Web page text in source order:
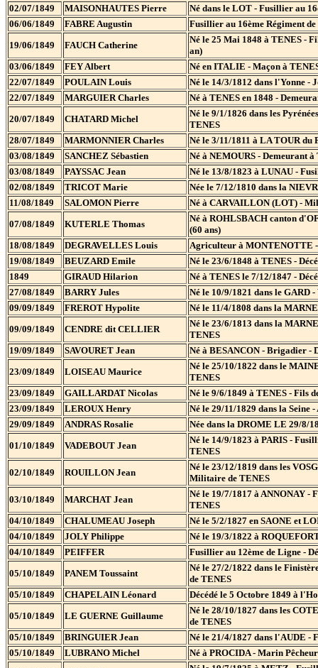
02/07/1849
MAISONHAUTES Pierre
Né dans le LOT - Fusillier au
06/06/1849
FABRE Augustin
Fusillier au 16ème Régiment
19/06/1849
FAUCH Catherine
Né le 25 Mai 1848 à TENES -
an)
03/06/1849
FEY Albert
Né en ITALIE - Maçon à
22/07/1849
POULAIN Louis
Né le 14/3/1812 dans l'Yonne -
22/07/1849
MARGUIER Charles
Né à TENES en 1848 -
20/07/1849
CHATARD Michel
Né le 9/1/1826 dans les
TENES
28/07/1849
MARMONNIER Charles
Né le 3/11/1811 à LA TOUR
03/08/1849
SANCHEZ Sébastien
Né à NEMOURS - Demeurant
03/08/1849
PAYSSAC Jean
Né le 13/8/1823 à LUNAU -
02/08/1849
TRICOT Marie
Née le 7/12/1810 dans la
11/08/1849
SALOMON Pierre
Né à CARVAILLON (LOT) -
07/08/1849
KUTERLE Thomas
Né à ROHLSBACH canton
(60 ans)
18/08/1849
DEGRAVELLES Louis
Agriculteur à MONTENOTTE
19/08/1849
BEUZARD Emile
Né le 23/6/1848 à TENES -
1849
GIRAUD Hilarion
Né à TENES le 7/12/1847 -
27/08/1849
BARRY Jules
Né le 10/9/1821 dans le GARD
09/09/1849
FREROT Hypolite
Né le 11/4/1808 dans la
09/09/1849
CENDRE dit CELLIER
Né le 23/6/1813 dans la
TENES
19/09/1849
SAVOURET Jean
Né à BESANCON - Brigadier -
23/09/1849
LOISEAU Maurice
Né le 25/10/1822 dans le
TENES
23/09/1849
GAILLARDAT Nicolas
Né le 9/6/1849 à TENES - Fils
23/09/1849
LEROUX Henry
Né le 29/11/1829 dans la
29/09/1849
ANDRAS Rosalie
Née dans la DROME LE 29/8/
01/10/1849
VADEBOUT Jean
Né le 14/9/1823 à PARIS -
TENES
02/10/1849
ROUILLON Jean
Né le 23/12/1819 dans les
Militaire de TENES
03/10/1849
MARCHAT Jean
Né le 19/7/1817 à ANNONAY
TENES
04/10/1849
CHALUMEAU Joseph
Né le 5/2/1827 en SAONE et
04/10/1849
JOLY Philippe
Né le 19/3/1822 à
04/10/1849
PEIFFER
Fusillier au 12ème de Ligne -
05/10/1849
PANEM Toussaint
Né le 27/2/1822 dans le
de TENES
05/10/1849
CHAPELAIN Léonard
Décédé le 5 Octobre 1849 à
05/10/1849
LE GUERNE Guillaume
Né le 28/10/1827 dans les
de TENES
05/10/1849
BRINGUIER Jean
Né le 21/4/1827 dans l'AUDE -
05/10/1849
LUBRANO Michel
Né à PROCIDA - Marin